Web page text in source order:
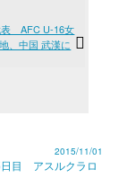
表 AFC U-16女
、中国 武漢に
2015/11/01
目 アスルクラロ